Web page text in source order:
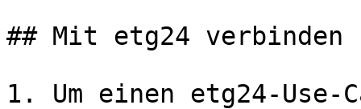
## Mit etg24 verbinden
1. Um einen etg24-Use-